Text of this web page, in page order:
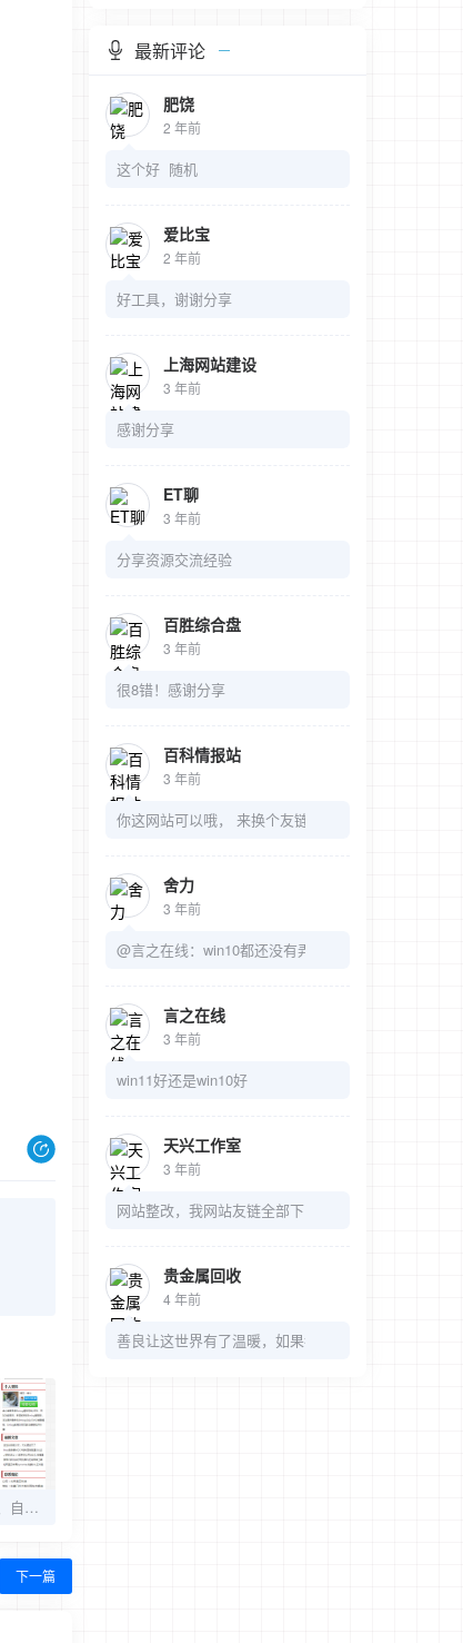
Emlog主题：新闻、博客、自媒体通用网站模板之Btime主题
下一篇
最新评论
肥饶
2 年前
这个好 随机
爱比宝
2 年前
好工具，谢谢分享
上海网站建设
3 年前
感谢分享
ET聊
3 年前
分享资源交流经验
百胜综合盘
3 年前
很8错！感谢分享
百科情报站
3 年前
你这网站可以哦， 来换个友链吧
舍力
3 年前
@言之在线：win10都还没有弄明白呢
言之在线
3 年前
win11好还是win10好
天兴工作室
3 年前
网站整改，我网站友链全部下了，麻烦我的链接也可
贵金属回收
4 年前
善良让这世界有了温暖，如果都是冷漠，那多无趣